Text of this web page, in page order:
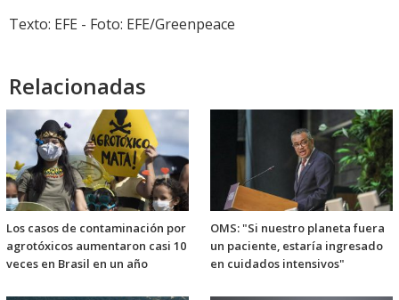
Texto: EFE - Foto: EFE/Greenpeace
Relacionadas
Los casos de contaminación por
agrotóxicos aumentaron casi 10
veces en Brasil en un año
OMS: "Si nuestro planeta fuera
un paciente, estaría ingresado
en cuidados intensivos"